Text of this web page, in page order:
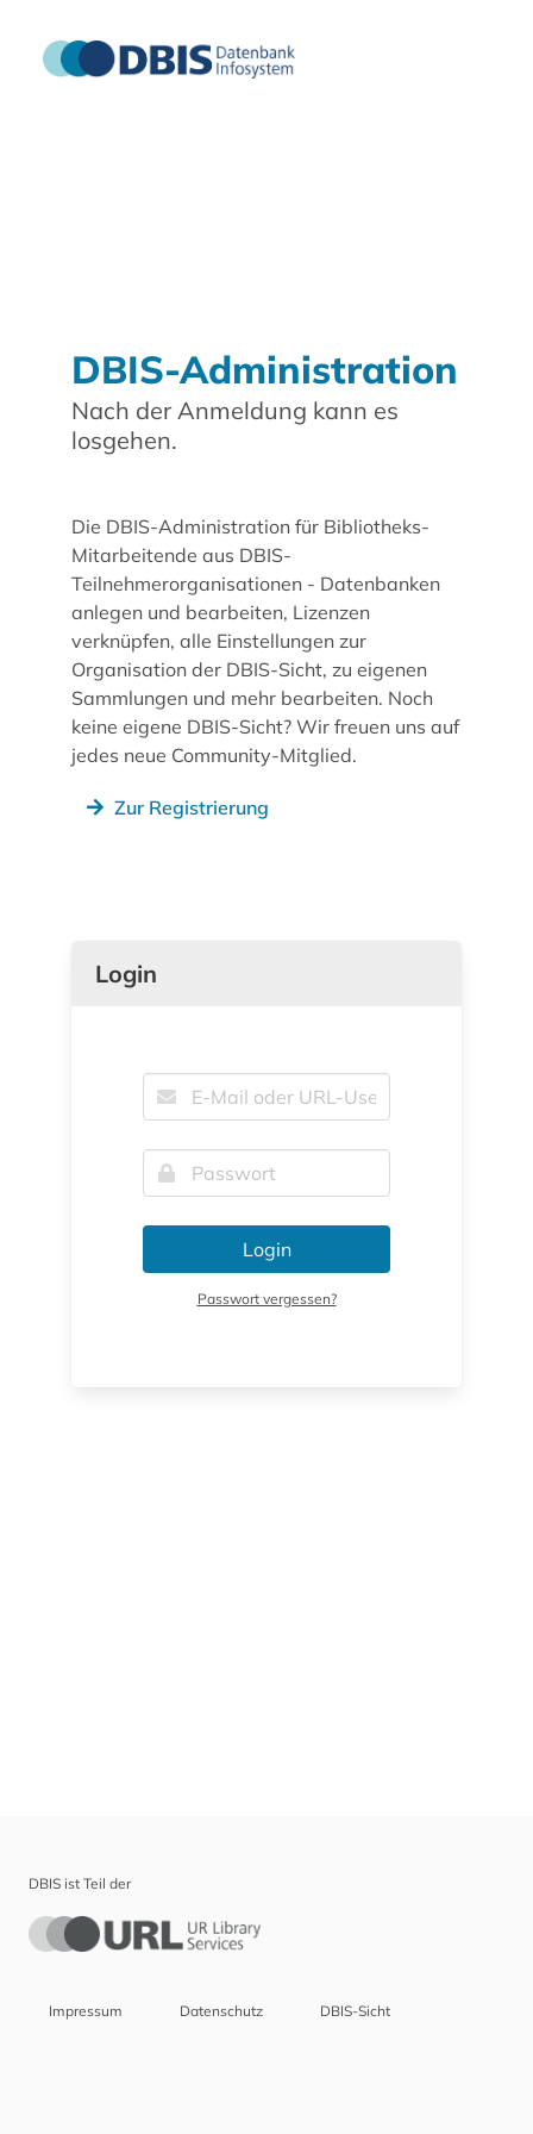
DBIS-Administration
Nach der Anmeldung kann es
losgehen.
Die DBIS-Administration für Bibliotheks-
Mitarbeitende aus DBIS-
Teilnehmerorganisationen - Datenbanken
anlegen und bearbeiten, Lizenzen
verknüpfen, alle Einstellungen zur
Organisation der DBIS-Sicht, zu eigenen
Sammlungen und mehr bearbeiten. Noch
keine eigene DBIS-Sicht? Wir freuen uns auf
jedes neue Community-Mitglied.
Zur Registrierung
Login
Login
Passwort vergessen?
DBIS ist Teil der
Impressum Datenschutz DBIS-Sicht